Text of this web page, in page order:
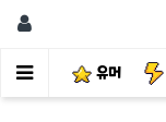
유머